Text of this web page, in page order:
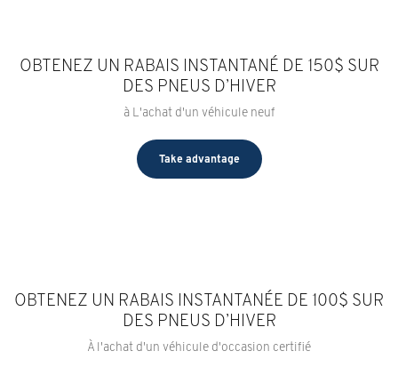
OBTENEZ UN RABAIS INSTANTANÉ DE 150$ SUR
DES PNEUS D’HIVER
à L'achat d'un véhicule neuf
Take advantage
OBTENEZ UN RABAIS INSTANTANÉE DE 100$ SUR
DES PNEUS D’HIVER
À l'achat d'un véhicule d'occasion certifié